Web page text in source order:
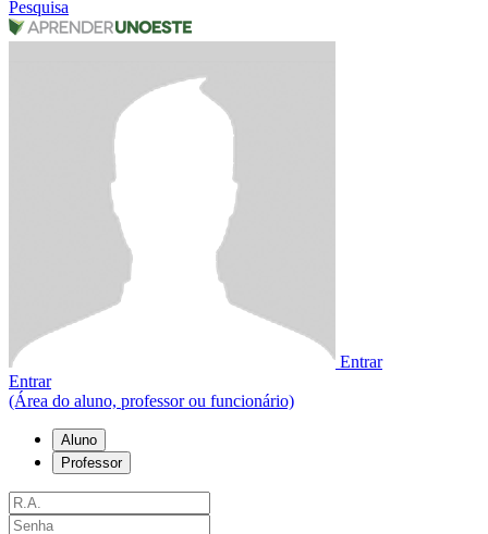
Pesquisa
Entrar
Entrar
(Área do aluno, professor ou funcionário)
Aluno
Professor